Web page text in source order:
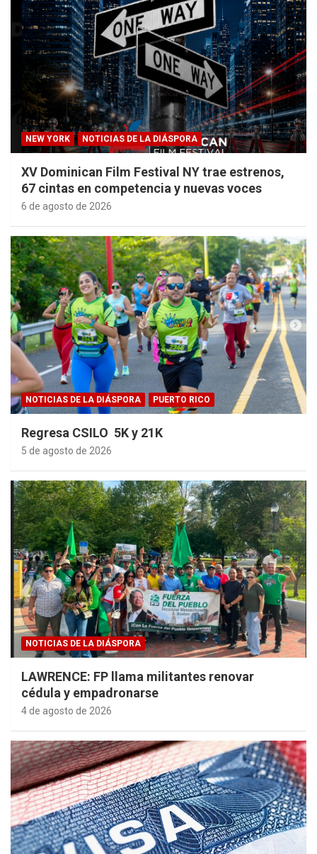
NEW YORK NOTICIAS DE LA DIÁSPORA
XV Dominican Film Festival NY trae estrenos,
67 cintas en competencia y nuevas voces
6 de agosto de 2026
NOTICIAS DE LA DIÁSPORA PUERTO RICO
Regresa CSILO 5K y 21K
5 de agosto de 2026
NOTICIAS DE LA DIÁSPORA
LAWRENCE: FP llama militantes renovar
cédula y empadronarse
4 de agosto de 2026